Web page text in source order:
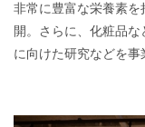
非常に豊富な栄養素
開。さらに、化粧品
に向けた研究などを事